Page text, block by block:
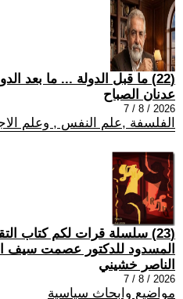
(22) ما قبل الدولة ... ما بعد الدولة
عدنان الصباح
2026 / 8 / 7
الفلسفة ,علم النفس , وعلم
(23) سلسلة قرات لكم كتاب
المسدود للدكتور عصمت سيف
الناصر خشيني
2026 / 8 / 7
مواضيع وابحاث سياسية